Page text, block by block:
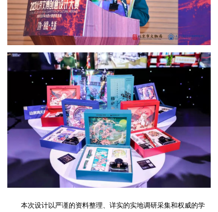
本次设计以严谨的资料整理、详实的实地调研采集和权威的学